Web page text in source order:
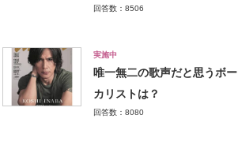
回答数：8506
実施中
唯一無二の歌声だと思うボー
カリストは？
回答数：8080